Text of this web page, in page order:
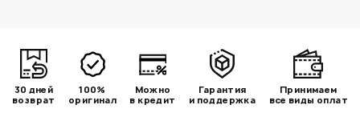
30 дней
возврат
100%
оригинал
Можно
в кредит
Гарантия
и поддержка
Принимаем
все виды оплат